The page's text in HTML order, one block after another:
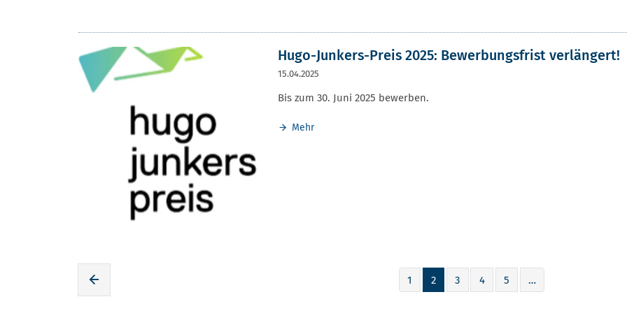
Hugo-Junkers-Preis 2025: Bewerbungsfrist verlängert!
15.04.2025
Bis zum 30. Juni 2025 bewerben.
Mehr
1 2 3 4 5 …